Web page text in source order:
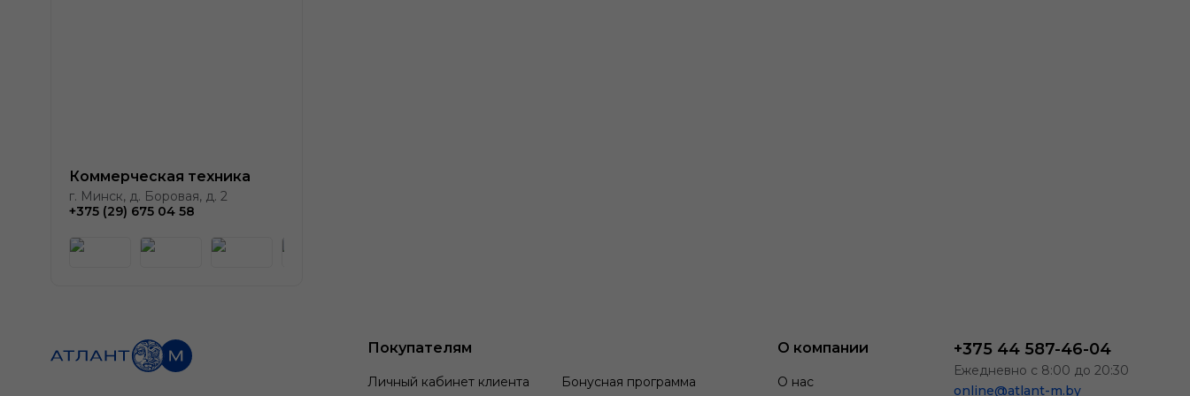
Коммерческая техника
г. Минск, д. Боровая, д. 2
+375 (29) 675 04 58
Покупателям
Личный кабинет клиента Бонусная программа
О компании
О нас
+375 44 587-46-04
Ежедневно с 8:00 до 20:30
online@atlant-m.by